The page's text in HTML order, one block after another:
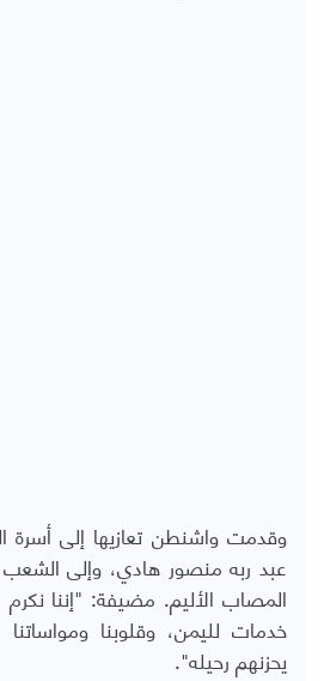
وقدمت واشنطن تعازيها إلى أسرة
عبد ربه منصور هادي، وإلى
المصاب الأليم. مضيفة: "إننا
خدمات لليمن، وقلوبنا
يحزنهم رحيله".